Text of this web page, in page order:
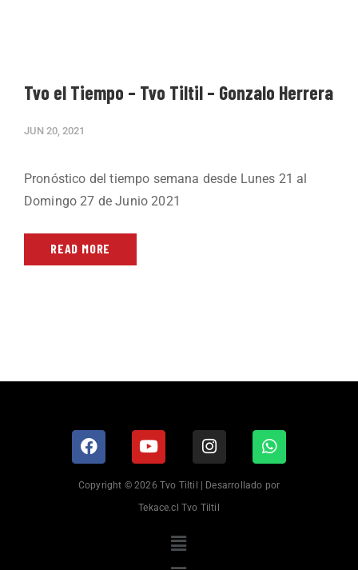
Tvo el Tiempo – Tvo Tiltil – Gonzalo Herrera
JUN 20, 2021
Pronóstico del tiempo semana desde Lunes 21 al
Domingo 27 de Junio 2021
READ MORE
Copyright © 2026 Tvo Tiltil | Desarrollado por
Tekace.cl Tvo Tiltil